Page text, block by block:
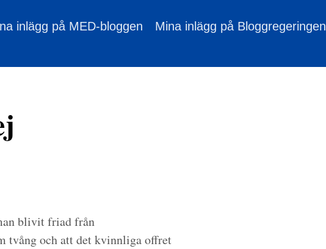
inlägg på MED-bloggen
Mina inlägg på Bloggregeringen
blivit friad från
tvång och att det kvinnliga offret